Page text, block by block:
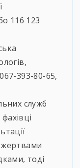
116 123
393-80-65,
служб
жертвами
тоді